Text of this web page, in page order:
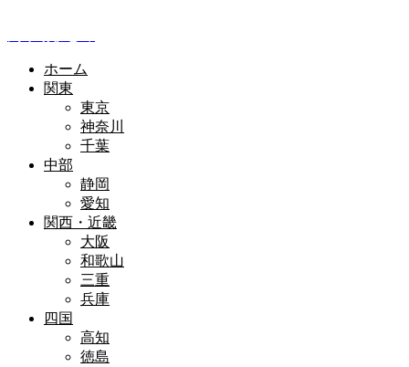
ホーム
関東
東京
神奈川
千葉
中部
静岡
愛知
関西・近畿
大阪
和歌山
三重
兵庫
四国
高知
徳島